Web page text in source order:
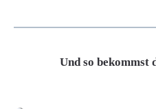
Und so